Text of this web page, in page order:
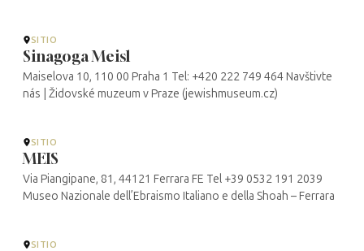
SITIO
Sinagoga Meisl
Maiselova 10, 110 00 Praha 1 Tel: +420 222 749 464 Navštivte
nás | Židovské muzeum v Praze (jewishmuseum.cz)
SITIO
MEIS
Via Piangipane, 81, 44121 Ferrara FE Tel +39 0532 191 2039
Museo Nazionale dell’Ebraismo Italiano e della Shoah – Ferrara
SITIO